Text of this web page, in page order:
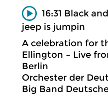
16:31 Black
jeep is jumpin
A celebration for
Ellington – Live
Berlin
Orchester der
Big Band